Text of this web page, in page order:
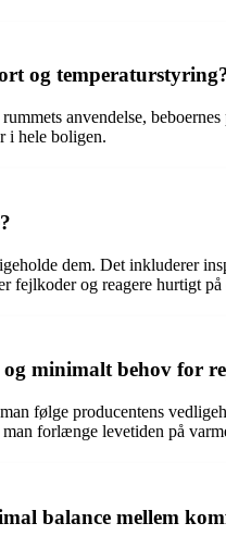
og
anvendelse,
i hele boligen.
dem. Det inkluderer
og reagere hurtigt på
minimalt behov for
følge producentens
forlænge levetiden på
balance mellem